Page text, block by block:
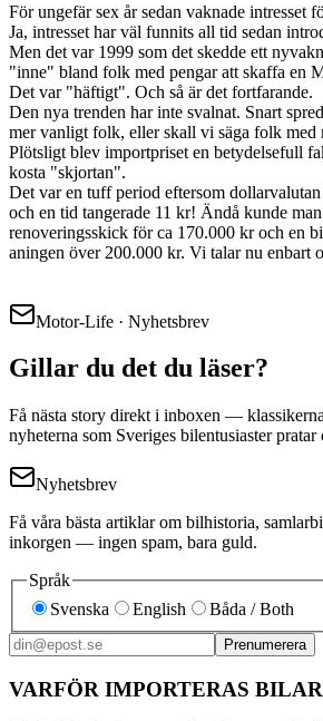
För ungefär sex år sedan vaknade intresset
Ja, intresset har väl funnits all tid sedan
Men det var 1999 som det skedde ett
"inne" bland folk med pengar att skaffa en
Det var "häftigt". Och så är det fortfarande.
Den nya trenden har inte svalnat. Snart
mer vanligt folk, eller skall vi säga folk med
Plötsligt blev importpriset en betydelsefull
kosta "skjortan".
Det var en tuff period eftersom
och en tid tangerade 11 kr! Ändå kunde
renoveringsskick för ca 170.000 kr och en
aningen över 200.000 kr. Vi talar nu enbart
Motor-Life · Nyhetsbrev
Gillar du det du läser?
Få nästa story direkt i inboxen —
nyheterna som Sveriges bilentusiaster pratar
Nyhetsbrev
Få våra bästa artiklar om bilhistoria,
inkorgen — ingen spam, bara guld.
Språk
Svenska
English Båda / Both
Prenumerera
VARFÖR IMPORTERAS